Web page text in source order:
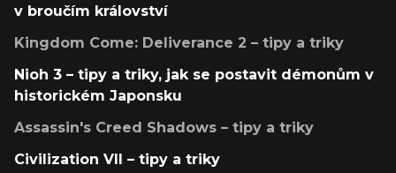
v broučím království
Kingdom Come: Deliverance 2 – tipy a triky
Nioh 3 – tipy a triky, jak se postavit démonům v
historickém Japonsku
Assassin's Creed Shadows – tipy a triky
Civilization VII – tipy a triky